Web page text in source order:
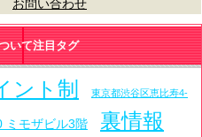
お問い合わせ
いて注目タグ
ント制 東京都渋谷区恵比寿4-
ミモザビル3階 裏情報